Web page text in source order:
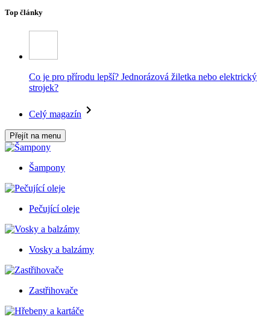
Top články
Co je pro přírodu lepší? Jednorázová žiletka nebo elektrický
strojek?
Celý magazín
Přejít na menu
Šampony
Pečující oleje
Vosky a balzámy
Zastřihovače